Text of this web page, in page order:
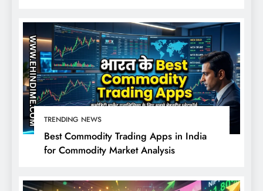
TRENDING NEWS
Best Commodity Trading Apps in India
for Commodity Market Analysis